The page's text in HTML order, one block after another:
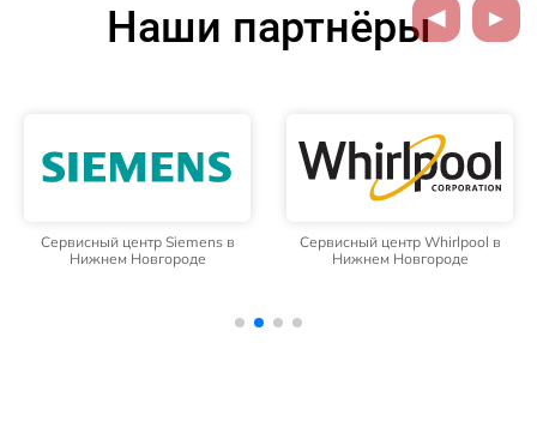
Наши партнёры
Сервисный центр Siemens в
Нижнем Новгороде
Сервисный центр Whirlpool в
Нижнем Новгороде